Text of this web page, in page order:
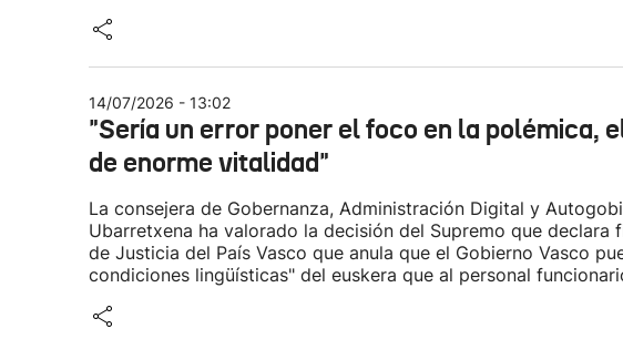
14/07/2026 - 13:02
"Sería un error poner el foco en la polémica,
de enorme vitalidad"
La consejera de Gobernanza, Administración Digital y
Ubarretxena ha valorado la decisión del Supremo que declara
de Justicia del País Vasco que anula que el Gobierno Vasco
condiciones lingüísticas" del euskera que al personal